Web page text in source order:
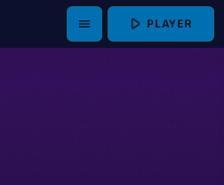
menu play_arrow PLAYER